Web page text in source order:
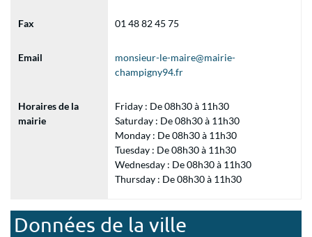
Fax 01 48 82 45 75
Email
monsieur-le-maire@mairie-
champigny94.fr
Horaires de la
mairie
Friday : De 08h30 à 11h30
Saturday : De 08h30 à 11h30
Monday : De 08h30 à 11h30
Tuesday : De 08h30 à 11h30
Wednesday : De 08h30 à 11h30
Thursday : De 08h30 à 11h30
Données de la ville